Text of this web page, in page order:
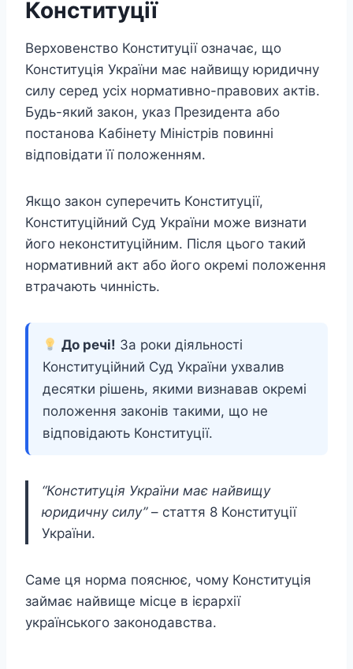
Конституції
Верховенство Конституції означає, що
Конституція України має найвищу юридичну
силу серед усіх нормативно-правових актів.
Будь-який закон, указ Президента або
постанова Кабінету Міністрів повинні
відповідати її положенням.
Якщо закон суперечить Конституції,
Конституційний Суд України може визнати
його неконституційним. Після цього такий
нормативний акт або його окремі положення
втрачають чинність.
До речі! За роки діяльності
Конституційний Суд України ухвалив
десятки рішень, якими визнавав окремі
положення законів такими, що не
відповідають Конституції.
“Конституція України має найвищу
юридичну силу”– стаття 8 Конституції
України.
Саме ця норма пояснює, чому Конституція
займає найвище місце в ієрархії
українського законодавства.